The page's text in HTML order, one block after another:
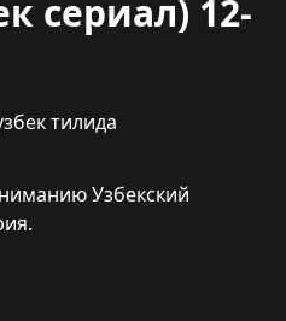
сериал) 12-
тилида
Узбекский